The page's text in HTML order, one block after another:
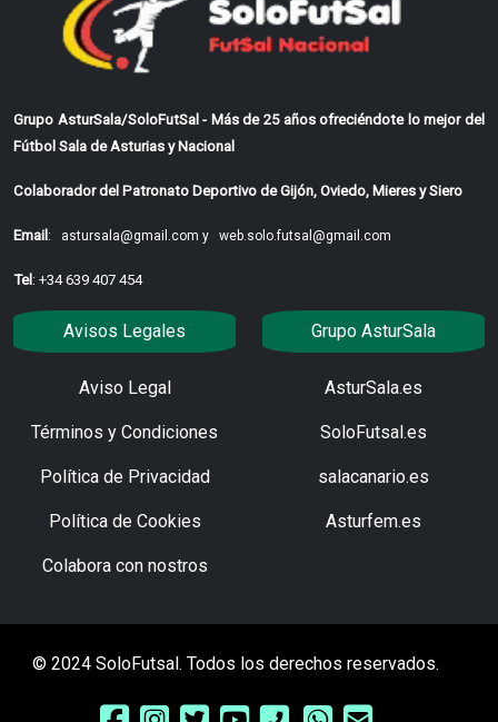
Grupo AsturSala/SoloFutSal - Más de 25 años ofreciéndote lo mejor del
Fútbol Sala de Asturias y Nacional
Colaborador del Patronato Deportivo de Gijón, Oviedo, Mieres y Siero
Email: astursala@gmail.com y web.solo.futsal@gmail.com
Tel: +34 639 407 454
Avisos Legales
Aviso Legal
Términos y Condiciones
Política de Privacidad
Política de Cookies
Colabora con nostros
Grupo AsturSala
AsturSala.es
SoloFutsal.es
salacanario.es
Asturfem.es
© 2024 SoloFutsal. Todos los derechos reservados.